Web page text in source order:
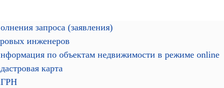
запроса (заявления)
инженеров
по объектам недвижимости в режиме online
карта